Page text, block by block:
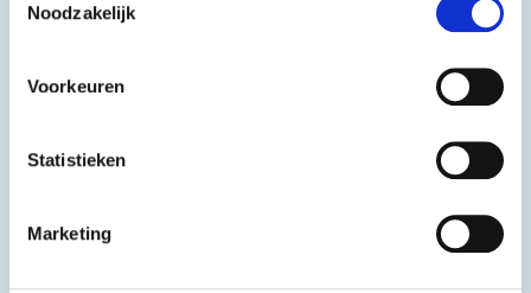
Noodzakelijk
Voorkeuren
Statistieken
Marketing
Het beste, de goedkoopste